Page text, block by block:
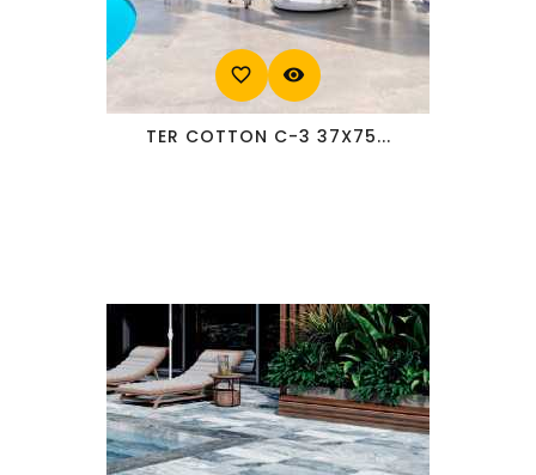
favorite_border visibility
TER COTTON C-3 37X75...